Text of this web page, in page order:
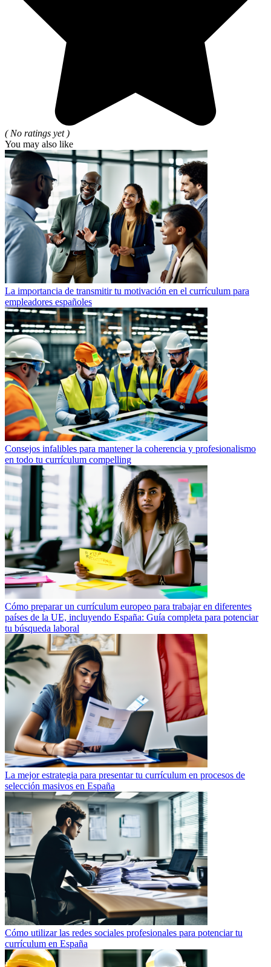
( No ratings yet )
You may also like
La importancia de transmitir tu motivación en el currículum para
empleadores españoles
Consejos infalibles para mantener la coherencia y profesionalismo
en todo tu currículum compelling
Cómo preparar un currículum europeo para trabajar en diferentes
países de la UE, incluyendo España: Guía completa para potenciar
tu búsqueda laboral
La mejor estrategia para presentar tu currículum en procesos de
selección masivos en España
Cómo utilizar las redes sociales profesionales para potenciar tu
currículum en España